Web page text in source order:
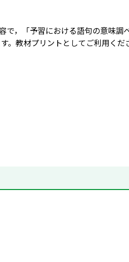
，「予習における語句の意味調
。教材プリントとしてご利用くだ